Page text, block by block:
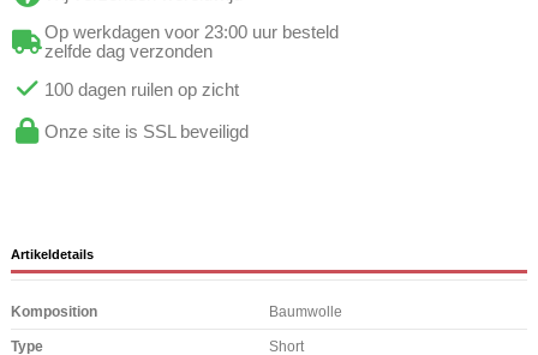
Op werkdagen voor 23:00 uur besteld
zelfde dag verzonden
100 dagen ruilen op zicht
Onze site is SSL beveiligd
Artikeldetails
Komposition Baumwolle
Type Short